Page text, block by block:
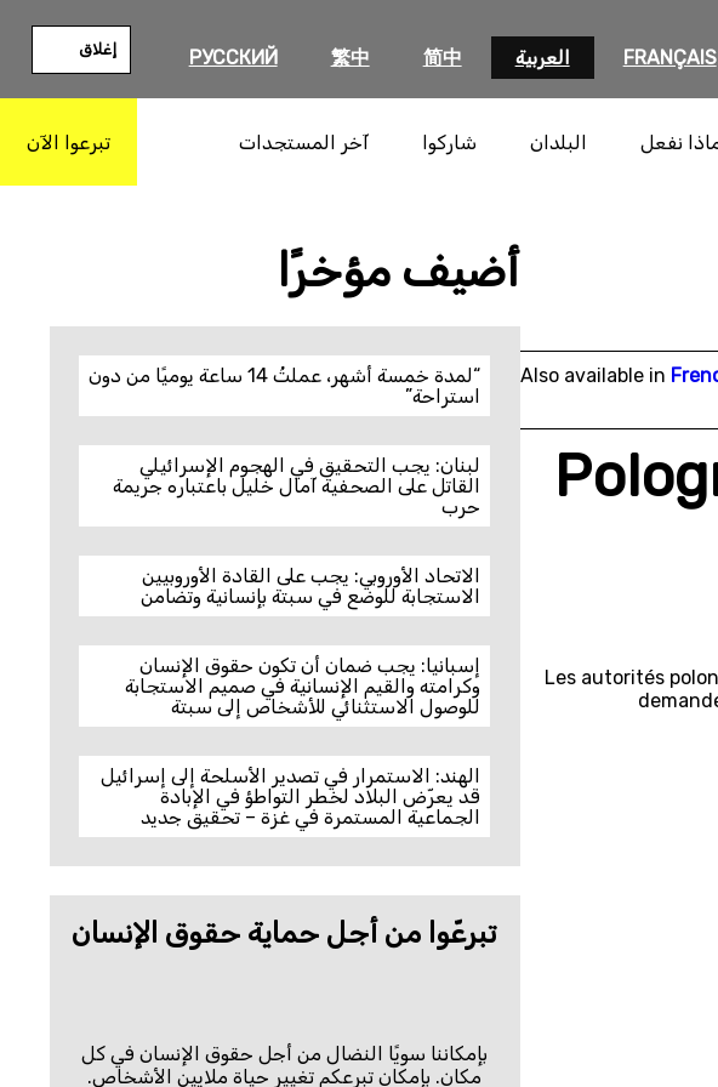
FRANÇAIS العربية 简中
繁中
РУССКИЙ إغلاق
نفعل البلدان شاركوا آخر المستجدات تبرعوا الآن
Also available in
Les autorités
أضيف مؤخرًا
“لمدة خمسة أشهر، عملتُ 14 ساعة يوميًا من دون
استراحة”
لبنان: يجب التحقيق في الهجوم الإسرائيلي
القاتل على الصحفية آمال خليل باعتباره جريمة
حرب
الاتحاد الأوروبي: يجب على القادة الأوروبيين
الاستجابة للوضع في سبتة بإنسانية وتضامن
إسبانيا: يجب ضمان أن تكون حقوق الإنسان
وكرامته والقيم الإنسانية في صميم الاستجابة
للوصول الاستثنائي للأشخاص إلى سبتة
الهند: الاستمرار في تصدير الأسلحة إلى إسرائيل
قد يعرّض البلاد لخطر التواطؤ في الإبادة
الجماعية المستمرة في غزة – تحقيق جديد
تبرعّوا من أجل حماية حقوق الإنسان
بإمكاننا سويًا النضال من أجل حقوق الإنسان في كل
مكان. بإمكان تبرعكم تغيير حياة ملايين الأشخاص.